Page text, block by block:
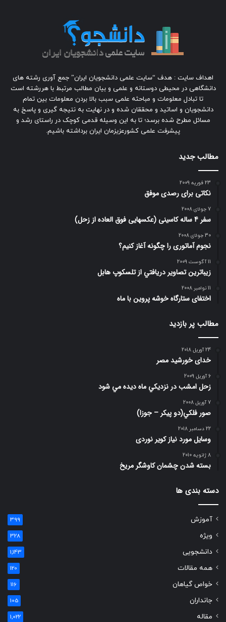
اهداف سایت : هدف “سایت علمی دانشجویان ایران” جمع آوری رشته های
دانشگاهی در محیطی دوستانه و علمی و بیان مطالب مرتبط با هررشته است
تا تبادل معلومات و مباحثه علمی سبب بالا بردن معلومات بین تمام
دانشجویان و اساتید و محققان شده و در نهایت به نتیجه گیری و پاسخ به
مسائل مطرح شده برسد؛ تا به این وسیله قدمی کوچک در راستای رشد و
پیشرفت علمی کشورعزیزمان ایران برداشته باشیم.
مطالب جدید
23 فوریه 2009
نکاتی برای رصدی موفق
7 جولای 2008
سفر 4 ساله کاسینی (عکسهایی فوق العاده از زحل)
30 جولای 2008
نجوم آماتوری را چگونه آغاز کنیم؟
11 آگوست 2009
زيباترين تصاوير دريافتي از تلسكوپ هابل
11 نوامبر 2008
اختفای ستارگاه خوشه پروین با ماه
مطالب پر بازدید
24 آوریل 2018
خدای خورشید مصر
6 آوریل 2009
زحل امشب در نزديكي ماه ديده مي شود
7 آوریل 2008
صور فلكي(دو پیکر – جوزا)
22 دسامبر 2018
وسایل مورد نیاز کویر نوردی
8 ژانویه 2010
بسته شدن چشمان کاوشگر مريخ
دسته بندی ها
آموزش 399
ویژه 328
دانشجویی 1,143
همه مقالات 120
خواص گیاهان 116
جانداران 105
مقاله 1,022